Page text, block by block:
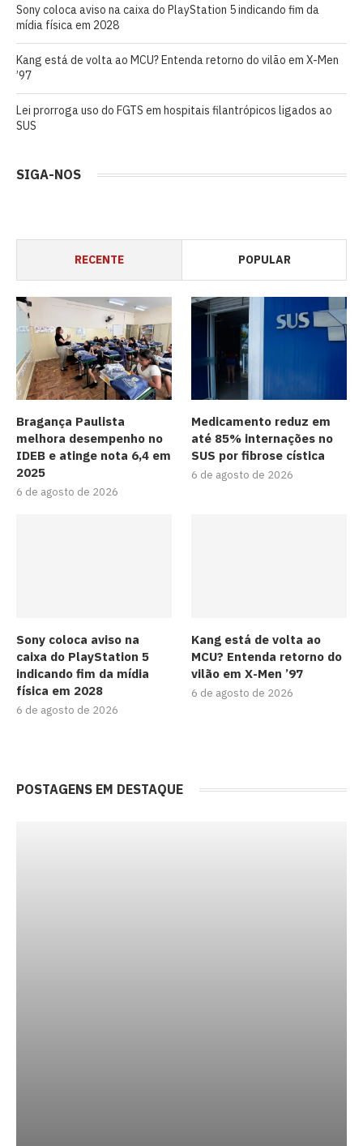
Sony coloca aviso na caixa do PlayStation 5 indicando fim da
mídia física em 2028
Kang está de volta ao MCU? Entenda retorno do vilão em X-Men
’97
Lei prorroga uso do FGTS em hospitais filantrópicos ligados ao
SUS
SIGA-NOS
RECENTE POPULAR
Bragança Paulista
melhora desempenho no
IDEB e atinge nota 6,4 em
2025
6 de agosto de 2026
Medicamento reduz em
até 85% internações no
SUS por fibrose cística
6 de agosto de 2026
Sony coloca aviso na
caixa do PlayStation 5
indicando fim da mídia
física em 2028
6 de agosto de 2026
Kang está de volta ao
MCU? Entenda retorno do
vilão em X-Men ’97
6 de agosto de 2026
POSTAGENS EM DESTAQUE